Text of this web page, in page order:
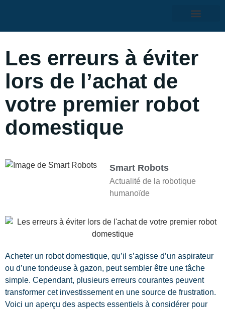
Les erreurs à éviter
lors de l’achat de
votre premier robot
domestique
Smart Robots
Actualité de la robotique
humanoïde
Acheter un robot domestique, qu’il s’agisse d’un aspirateur
ou d’une tondeuse à gazon, peut sembler être une tâche
simple. Cependant, plusieurs erreurs courantes peuvent
transformer cet investissement en une source de frustration.
Voici un aperçu des aspects essentiels à considérer pour